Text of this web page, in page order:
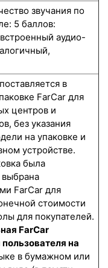
звучания по
5 баллов:
аудио-
в
FarCar для
центров и
без указания
на упаковке и
устройстве.
была
FarCar для
стоимости
для покупателей.
FarCar
на
в бумажном или